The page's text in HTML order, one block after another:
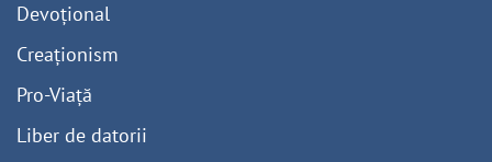
Devoțional
Creaționism
Pro-Viață
Liber de datorii